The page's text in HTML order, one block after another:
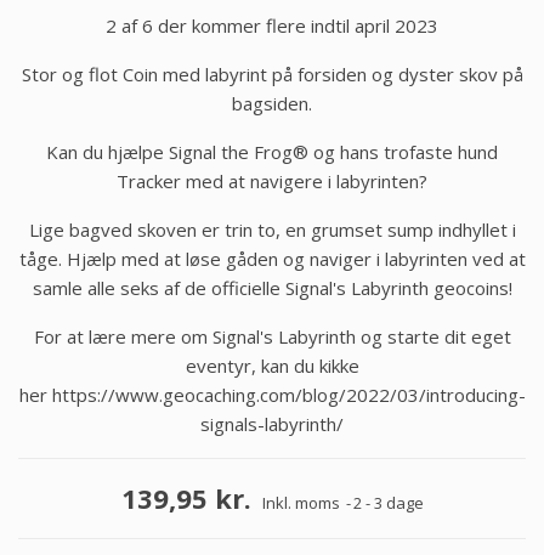
2 af 6 der kommer flere indtil april 2023
Stor og flot Coin med labyrint på forsiden og dyster skov på
bagsiden.
Kan du hjælpe Signal the Frog® og hans trofaste hund
Tracker med at navigere i labyrinten?
Lige bagved skoven er trin to, en grumset sump indhyllet i
tåge. Hjælp med at løse gåden og naviger i labyrinten ved at
samle alle seks af de officielle Signal's Labyrinth geocoins!
For at lære mere om Signal's Labyrinth og starte dit eget
eventyr, kan du kikke
her https://www.geocaching.com/blog/2022/03/introducing-
signals-labyrinth/
139,95 kr. Inkl. moms 2 - 3 dage